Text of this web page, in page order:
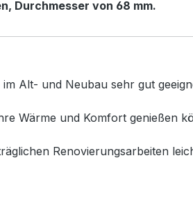
Durchmesser von 68 mm.
Alt- und Neubau sehr gut
Wärme und Komfort genießen
Renovierungsarbeiten